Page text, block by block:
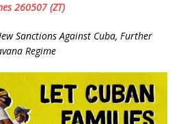
260507 (ZT)
Sanctions Against Cuba, Further
Regime